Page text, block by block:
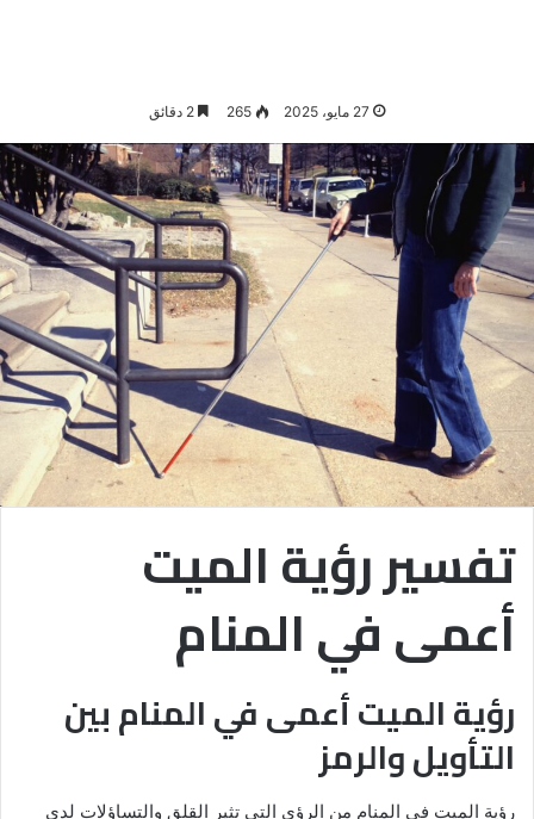
27 مايو، 2025 265
تفسير رؤية الميت
أعمى في المنام
رؤية الميت أعمى في المنام بين
التأويل والرمز
رؤية الميت في المنام من الرؤى التي تثير القلق والتساؤلات لدى